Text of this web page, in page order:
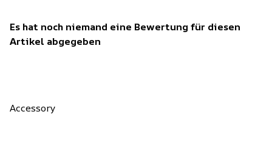
Es hat noch niemand eine Bewertung für diesen
Artikel abgegeben
Accessory